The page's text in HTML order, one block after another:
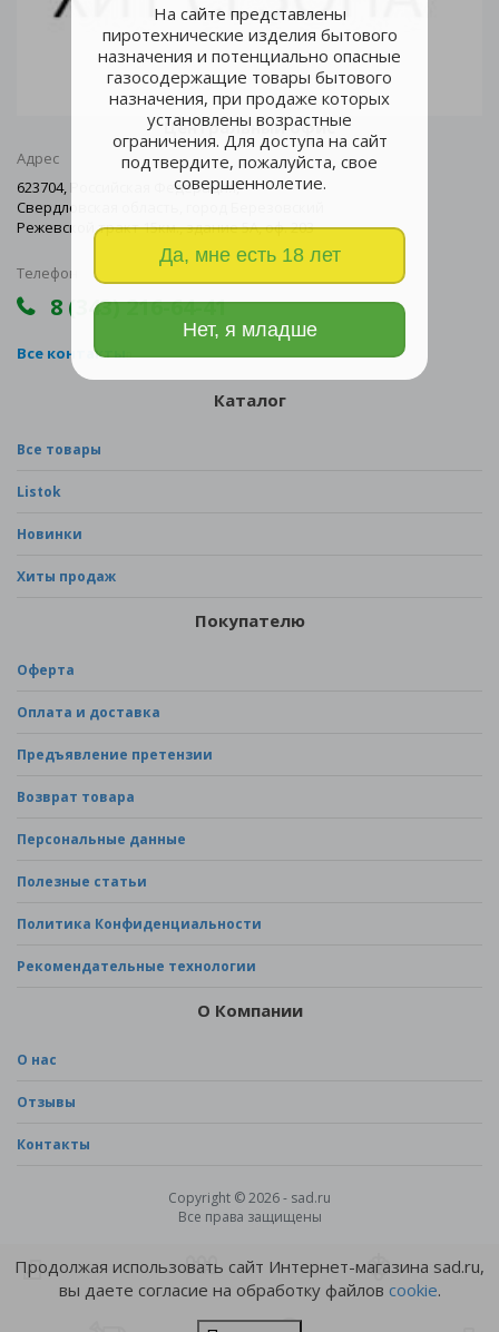
На сайте представлены
пиротехнические изделия бытового
назначения и потенциально опасные
газосодержащие товары бытового
назначения, при продаже которых
установлены возрастные
ограничения. Для доступа на сайт
подтвердите, пожалуйста, свое
совершеннолетие.
Да, мне есть 18 лет
Нет, я младше
Центральный офис
Адрес
623704, Российская Федерация,
Свердловская область, город Березовский
Режевской тракт 15км., здание 5А, оф. 203
Телефон
8 (343) 216-64-41
Все контакты
Каталог
Все товары
Listok
Новинки
Хиты продаж
Покупателю
Оферта
Оплата и доставка
Предъявление претензии
Возврат товара
Персональные данные
Полезные статьи
Политика Конфиденциальности
Рекомендательные технологии
О Компании
О нас
Отзывы
Контакты
Copyright © 2026 - sad.ru
Все права защищены
Продолжая использовать сайт Интернет-магазина sad.ru,
вы даете согласие на обработку файлов cookie.